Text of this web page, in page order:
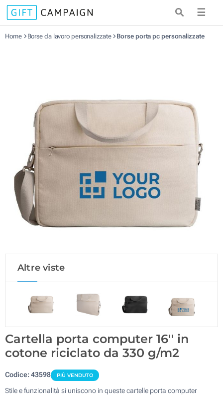
☰
Home Borse da lavoro personalizzate Borse porta pc personalizzate
Altre viste
Cartella porta computer 16'' in
cotone riciclato da 330 g/m2
Codice:43598 PIÙ VENDUTO
Stile e funzionalità si uniscono in queste cartelle porta computer